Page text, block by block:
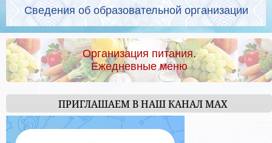
Сведения об образовательной организации
Организация питания.
Ежедневные меню
ПРИГЛАШАЕМ В НАШ КАНАЛ МАХ